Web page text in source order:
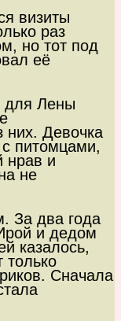
визиты
раз
но тот под
её
для Лены
них. Девочка
питомцами,
нрав и
не
За два года
и дедом
казалось,
только
Сначала